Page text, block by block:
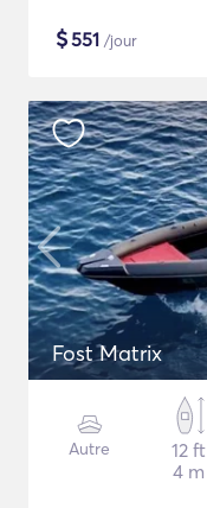
$551 /jour
Fost Matrix
Autre
12 ft
4 m